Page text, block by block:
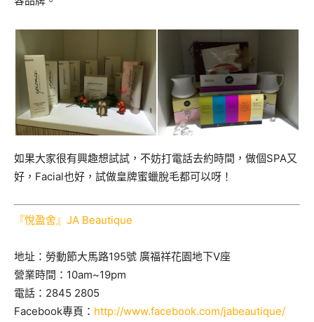
如果大家很有興趣想試試，不妨打電話去約時間，做個SPA又
好，Facial也好，試做皇牌蜜蠟脫毛都可以呀！
『悅盈舍』JA Beautique
地址：勞動節大馬路195號 廣福祥花園地下V座
營業時間：10am~19pm
電話：2845 2805
Facebook專頁： http://www.facebook.com/jabeautique/